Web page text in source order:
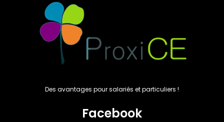
Des avantages pour salariés et particuliers !
Facebook